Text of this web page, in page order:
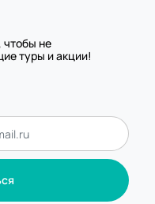
не
туры и акции!